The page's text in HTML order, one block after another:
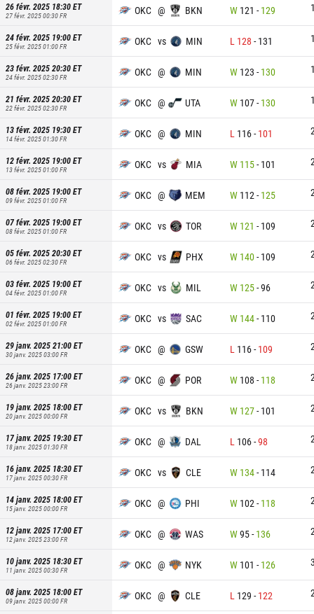
26 févr. 2025 18:30ET
27 févr. 2025 00:30FR OKC @ BKN W 121 - 129
24 févr. 2025 19:00ET
25 févr. 2025 01:00FR OKC vs MIN L 128 - 131
23 févr. 2025 20:30ET
24 févr. 2025 02:30FR OKC @ MIN W 123 - 130
21 févr. 2025 20:30ET
22 févr. 2025 02:30FR OKC @ UTA W 107- 130
13 févr. 2025 19:30ET
14 févr. 2025 01:30FR OKC @ MIN L 116- 101
12 févr. 2025 19:00ET
13 févr. 2025 01:00FR OKC vs MIA W 115- 101
08 févr. 2025 19:00ET
09 févr. 2025 01:00FR OKC @ MEM W 112 - 125
07 févr. 2025 19:00ET
08 févr. 2025 01:00FR OKC vs TOR W 121 - 109
05 févr. 2025 20:30ET
06 févr. 2025 02:30FR OKC vs PHX W 140- 109
03 févr. 2025 19:00ET
04 févr. 2025 01:00FR OKC vs MIL W 125-96
01 févr. 2025 19:00ET
02 févr. 2025 01:00FR OKC vs SAC W 144- 110
29 janv. 2025 21:00ET
30 janv. 2025 03:00FR OKC @ GSW L 116- 109
26 janv. 2025 17:00ET
26 janv. 2025 23:00FR OKC @ POR W 108 - 118
19 janv. 2025 18:00ET
20 janv. 2025 00:00FR OKC vs BKN W 127- 101
17 janv. 2025 19:30ET
18 janv. 2025 01:30FR OKC @ DAL L 106-98
16 janv. 2025 18:30ET
17 janv. 2025 00:30FR OKC vs CLE W 134- 114
14 janv. 2025 18:00ET
15 janv. 2025 00:00FR OKC @ PHI W 102 - 118
12 janv. 2025 17:00ET
12 janv. 2025 23:00FR OKC @ WAS W95- 136
10 janv. 2025 18:30ET
11 janv. 2025 00:30FR OKC @ NYK W 101 - 126
08 janv. 2025 18:00ET
09 janv. 2025 00:00FR OKC @ CLE L 129 - 122